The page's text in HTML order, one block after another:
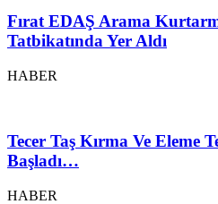
Fırat EDAŞ Arama
Tatbikatında Yer Aldı
HABER
Tecer Taş Kırma Ve Eleme
Başladı…
HABER